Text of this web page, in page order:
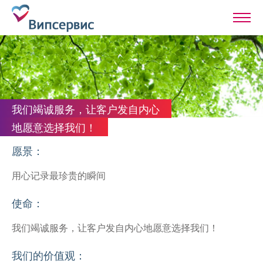
我们竭诚服务，让客户发自内心
地愿意选择我们！
愿景：
用心记录最珍贵的瞬间
使命：
我们竭诚服务，让客户发自内心地愿意选择我们！
我们的价值观：